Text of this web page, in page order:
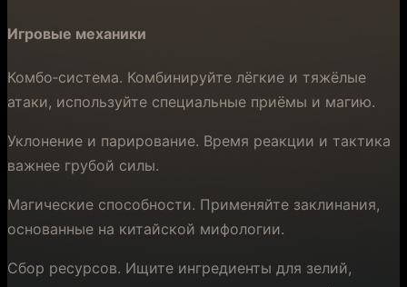
Игровые механики
Комбо‑система. Комбинируйте лёгкие и тяжёлые
атаки, используйте специальные приёмы и магию.
Уклонение и парирование. Время реакции и тактика
важнее грубой силы.
Магические способности. Применяйте заклинания,
основанные на китайской мифологии.
Сбор ресурсов. Ищите ингредиенты для зелий,